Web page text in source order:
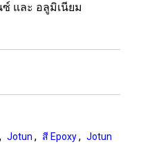
และ อลูมิเนียม
, Jotun , สี Epoxy, Jotun